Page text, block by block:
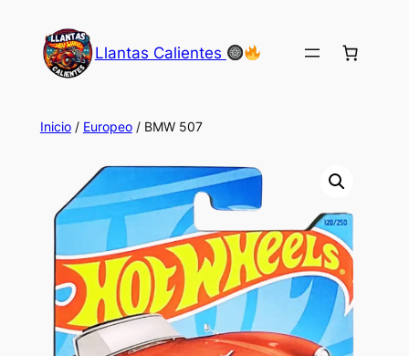
contenido
Llantas Calientes
Inicio/ Europeo/ BMW 507